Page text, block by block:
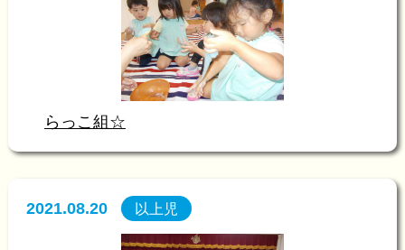
らっこ組☆
2021.08.20 以上児